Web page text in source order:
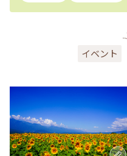
イベント